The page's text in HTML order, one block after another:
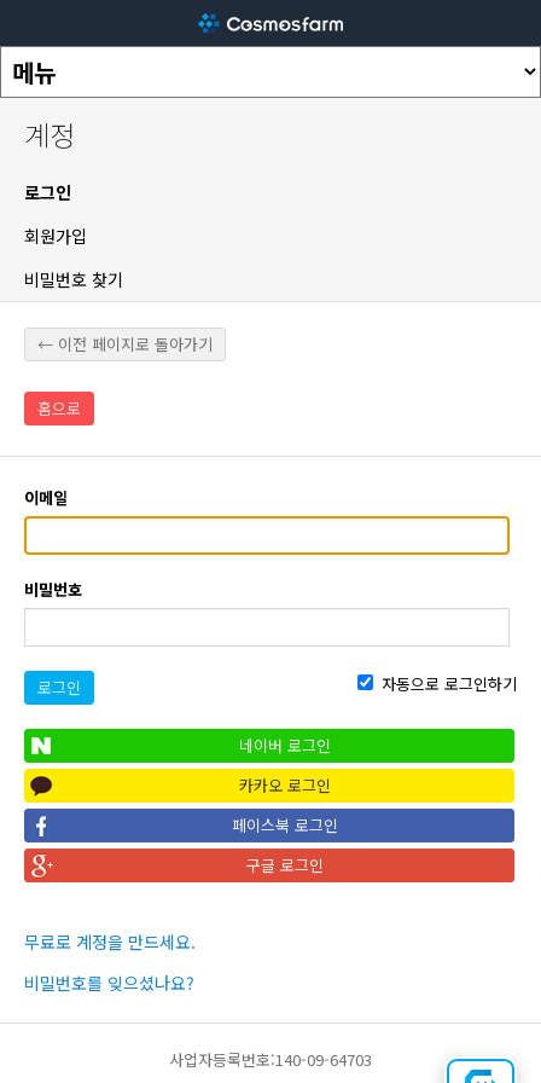
계정
로그인
회원가입
비밀번호 찾기
← 이전 페이지로 돌아가기
홈으로
이메일
비밀번호
로그인 자동으로 로그인하기
네이버 로그인
카카오 로그인
페이스북 로그인
구글 로그인
무료로 계정을 만드세요.
비밀번호를 잊으셨나요?
사업자등록번호:140-09-64703